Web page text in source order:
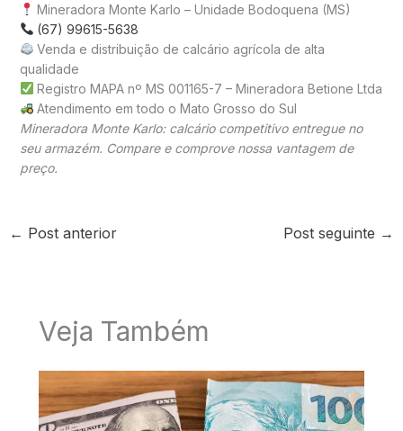
Mineradora Monte Karlo – Unidade Bodoquena (MS)
(67) 99615-5638
Venda e distribuição de calcário agrícola de alta
qualidade
Registro MAPA nº MS 001165-7 – Mineradora Betione Ltda
Atendimento em todo o Mato Grosso do Sul
Mineradora Monte Karlo: calcário competitivo entregue no
seu armazém. Compare e comprove nossa vantagem de
preço.
← Post anterior Post seguinte →
Veja Também